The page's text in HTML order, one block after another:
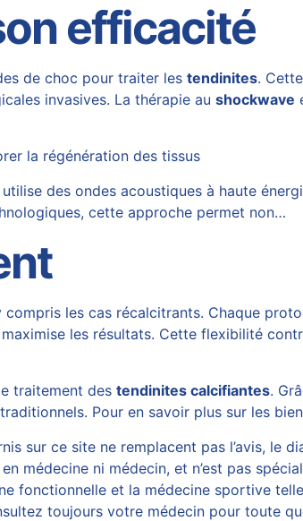
efficacité
de choc pour traiter lestendinites.
invasives. La thérapie aushockwave
la régénération des tissus
des ondes acoustiques à haute
cette approche permet non…
compris les cas récalcitrants. Chaque
les résultats. Cette flexibilité
traitement destendinites calcifiantes.
Pour en savoir plus sur les
sur ce site ne remplacent pas l’avis, le
médecine ni médecin, et n’est pas
fonctionnelle et la médecine sportive
toujours votre médecin pour toute